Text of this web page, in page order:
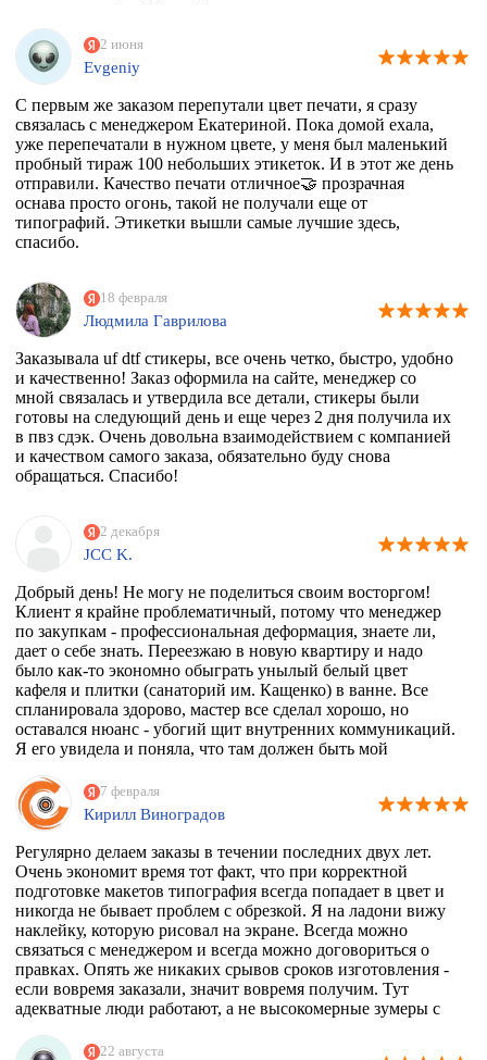
2 июня
Evgeniy
С первым же заказом перепутали цвет печати, я сразу
связалась с менеджером Екатериной. Пока домой ехала,
уже перепечатали в нужном цвете, у меня был маленький
пробный тираж 100 небольших этикеток. И в этот же день
отправили. Качество печати отличное🤝 прозрачная
оснава просто огонь, такой не получали еще от
типографий. Этикетки вышли самые лучшие здесь,
спасибо.
18 февраля
Людмила Гаврилова
Заказывала uf dtf стикеры, все очень четко, быстро, удобно
и качественно! Заказ оформила на сайте, менеджер со
мной связалась и утвердила все детали, стикеры были
готовы на следующий день и еще через 2 дня получила их
в пвз сдэк. Очень довольна взаимодействием с компанией
и качеством самого заказа, обязательно буду снова
обращаться. Спасибо!
2 декабря
JCC K.
Добрый день! Не могу не поделиться своим восторгом!
Клиент я крайне проблематичный, потому что менеджер
по закупкам - профессиональная деформация, знаете ли,
дает о себе знать. Переезжаю в новую квартиру и надо
было как-то экономно обыграть унылый белый цвет
кафеля и плитки (санаторий им. Кащенко) в ванне. Все
спланировала здорово, мастер все сделал хорошо, но
оставался нюанс - убогий щит внутренних коммуникаций.
Я его увидела и поняла, что там должен быть мой
фирму, которая может это сделать. Разумеется их нет, в
моем случае, потому что наклейка должна была быть
водостойкая, под мой размер и еще по моему макету,
учитывая, что типографии не работают поштучно))
Перерыла весь инет, разговаривала даже с фирмой из
Ростова, как говорится "и там послали". И тут наткнулась
на эту организацию! Знала, что 100% откажут, но
надежда, как говорится, живее всех живых. Заказ
приняли, менеджер Ярослава всегда была на связи и
отвечала на все вопросы, напечатали наклейку за сутки
после получения макета. Мой визит в типографию
отдельная история - абсолютно потрясающая атмосфера и
люди!!!! Позитив сквозит даже от станков!
РЕКОМЕНДУЮ ВСЕМИ ФИБРАМИ ДУШИ!
7 февраля
Кирилл Виноградов
Регулярно делаем заказы в течении последних двух лет.
Очень экономит время тот факт, что при корректной
подготовке макетов типография всегда попадает в цвет и
никогда не бывает проблем с обрезкой. Я на ладони вижу
наклейку, которую рисовал на экране. Всегда можно
связаться с менеджером и всегда можно договориться о
правках. Опять же никаких срывов сроков изготовления -
если вовремя заказали, значит вовремя получим. Тут
адекватные люди работают, а не высокомерные зумеры с
22 августа